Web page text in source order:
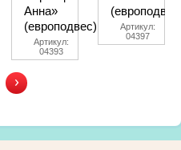
Анна»
(европодвес)
Артикул:
04393
Артикул:
04397
›